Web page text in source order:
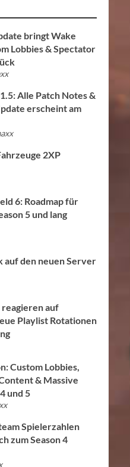
bringt Wake
Lobbies & Spectator
Alle Patch Notes &
erscheint am
2XP
6: Roadmap für
5 und lang
auf den neuen Server
auf
Playlist Rotationen
Custom Lobbies,
& Massive
und 5
Spielerzahlen
zum Season 4